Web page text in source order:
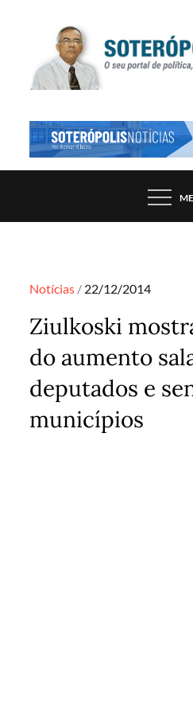
PORTAL DE
Notícias Posted
22/12/2014
Ziulkoski
do aumento
deputados e
municípios